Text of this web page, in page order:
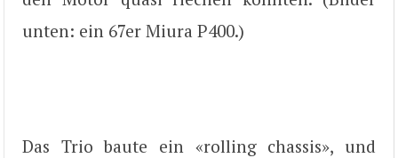
unten: ein 67er Miura P400.)
Das Trio baute ein «rolling chassis», und